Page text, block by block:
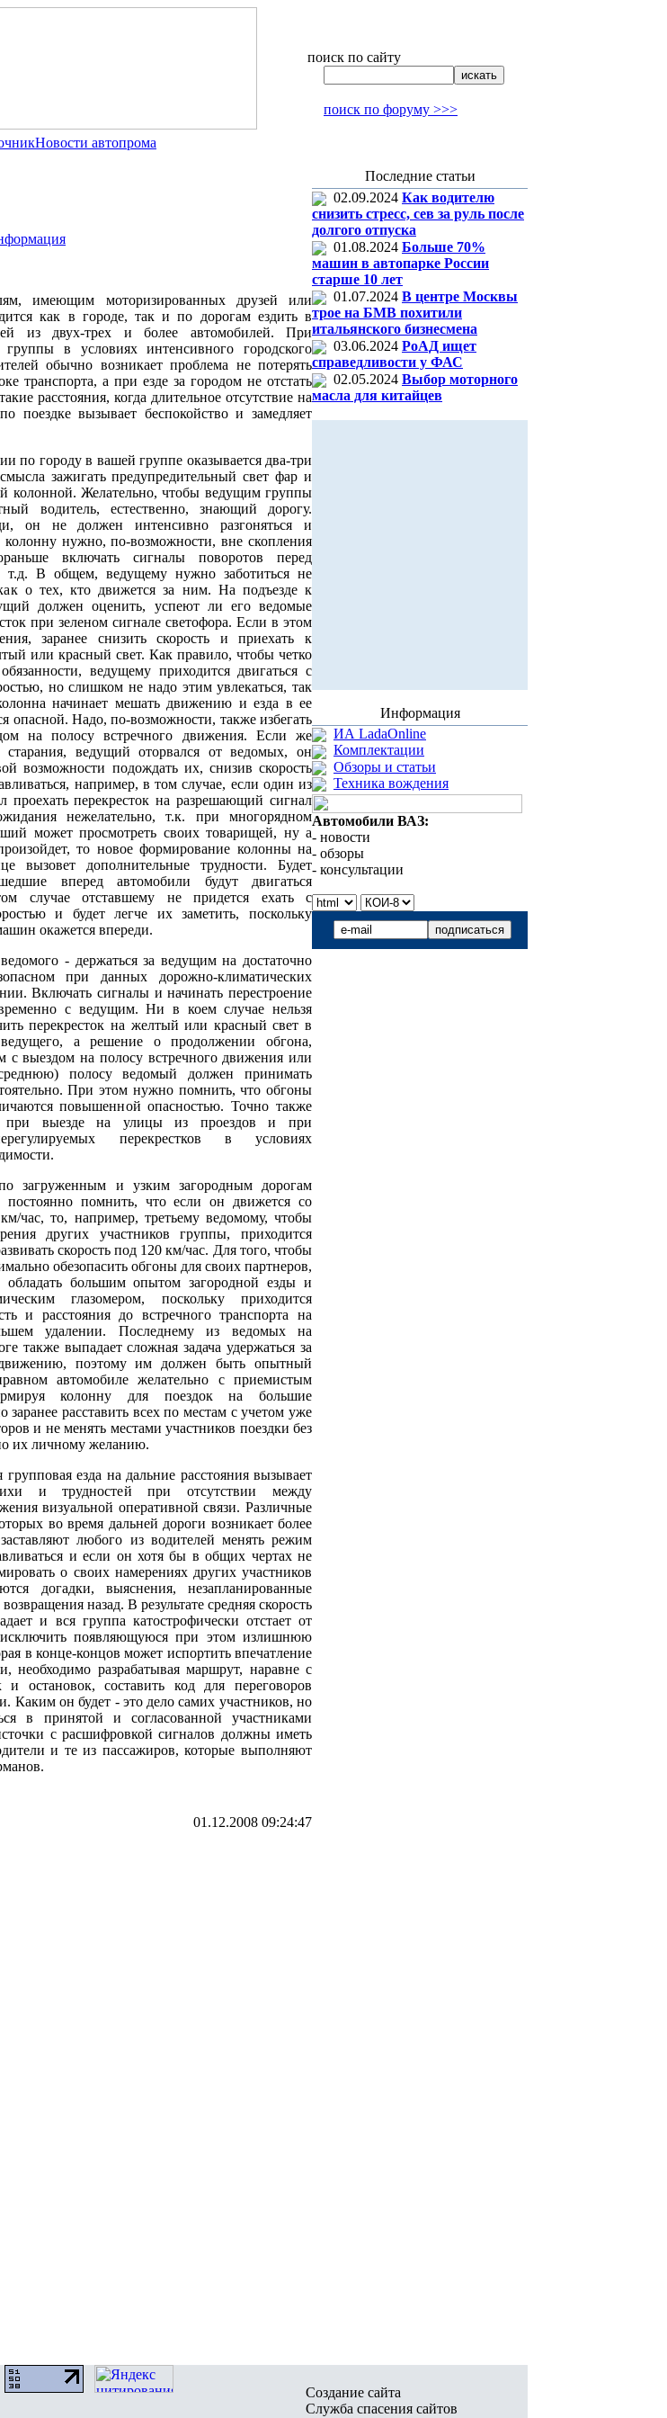
поиск по сайту
поиск по форуму >>>
Новости автопрома
имеющим моторизированных друзей или
как в городе, так и по дорогам ездить в
из двух-трех и более автомобилей. При
в условиях интенсивного городского
обычно возникает проблема не потерять
транспорта, а при езде за городом не отстать
расстояния, когда длительное отсутствие на
поездке вызывает беспокойство и замедляет
по городу в вашей группе оказывается два-три
зажигать предупредительный свет фар и
колонной. Желательно, чтобы ведущим группы
водитель, естественно, знающий дорогу.
он не должен интенсивно разгоняться и
колонну нужно, по-возможности, вне скопления
включать сигналы поворотов перед
т.д. В общем, ведущему нужно заботиться не
о тех, кто движется за ним. На подъезде к
должен оценить, успеют ли его ведомые
при зеленом сигнале светофора. Если в этом
заранее снизить скорость и приехать к
или красный свет. Как правило, чтобы четко
ведущему приходится двигаться с
но слишком не надо этим увлекаться, так
начинает мешать движению и езда в ее
опасной. Надо, по-возможности, также избегать
на полосу встречного движения. Если же
старания, ведущий оторвался от ведомых, он
возможности подождать их, снизив скорость
например, в том случае, если один из
проехать перекресток на разрешающий сигнал
нежелательно, т.к. при многорядном
может просмотреть своих товарищей, ну а
то новое формирование колонны на
вызовет дополнительные трудности. Будет
вперед автомобили будут двигаться
случае отставшему не придется ехать с
и будет легче их заметить, поскольку
окажется впереди.
- держаться за ведущим на достаточно
при данных дорожно-климатических
Включать сигналы и начинать перестроение
с ведущим. Ни в коем случае нельзя
перекресток на желтый или красный свет в
а решение о продолжении обгона,
с выездом на полосу встречного движения или
полосу ведомый должен принимать
При этом нужно помнить, что обгоны
повышенной опасностью. Точно также
при выезде на улицы из проездов и при
перекрестков в условиях
загруженным и узким загородным дорогам
помнить, что если он движется со
час, то, например, третьему ведомому, чтобы
других участников группы, приходится
скорость под 120 км/час. Для того, чтобы
обезопасить обгоны для своих партнеров,
большим опытом загородной езды и
глазомером, поскольку приходится
и расстояния до встречного транспорта на
удалении. Последнему из ведомых на
также выпадает сложная задача удержаться за
поэтому им должен быть опытный
автомобиле желательно с приемистым
колонну для поездок на большие
заранее расставить всех по местам с учетом уже
и не менять местами участников поездки без
их личному желанию.
езда на дальние расстояния вызывает
и трудностей при отсутствии между
визуальной оперативной связи. Различные
во время дальней дороги возникает более
любого из водителей менять режим
и если он хотя бы в общих чертах не
о своих намерениях других участников
догадки, выяснения, незапланированные
назад. В результате средняя скорость
и вся группа катострофически отстает от
появляющуюся при этом излишнюю
в конце-концов может испортить впечатление
необходимо разрабатывая маршрут, наравне с
и остановок, составить код для переговоров
Каким он будет - это дело самих участников, но
в принятой и согласованной участниками
с расшифровкой сигналов должны иметь
и те из пассажиров, которые выполняют
01.12.2008 09:24:47
Последние статьи
02.09.2024 Как водителю
снизить стресс, сев за руль после
долгого отпуска
01.08.2024 Больше 70%
машин в автопарке России
старше 10 лет
01.07.2024 В центре Москвы
трое на БМВ похитили
итальянского бизнесмена
03.06.2024 РоАД ищет
справедливости у ФАС
02.05.2024 Выбор моторного
масла для китайцев
Информация
ИА LadaOnline
Комплектации
Обзоры и статьи
Техника вождения
Автомобили ВАЗ:
- новости
- обзоры
- консультации
Создание сайта
Служба спасения сайтов